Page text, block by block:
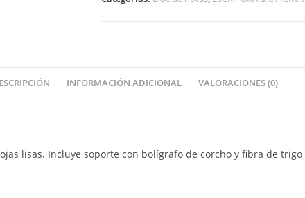
INFORMACIÓN ADICIONAL VALORACIONES (0)
lisas. Incluye soporte con bolígrafo de corcho y fibra de trigo